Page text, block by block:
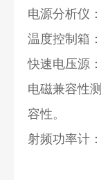
电源分析仪
温度控制箱
快速电压源
电磁兼容性
容性。
射频功率计